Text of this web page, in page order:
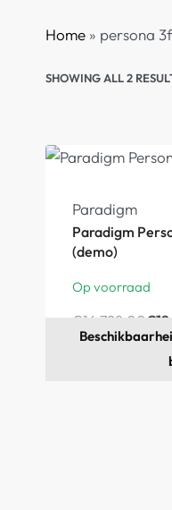
Home» persona 3f
SHOWING ALL 2
Paradigm
Paradigm
(demo)
Op voorraad
€16.798,00 €